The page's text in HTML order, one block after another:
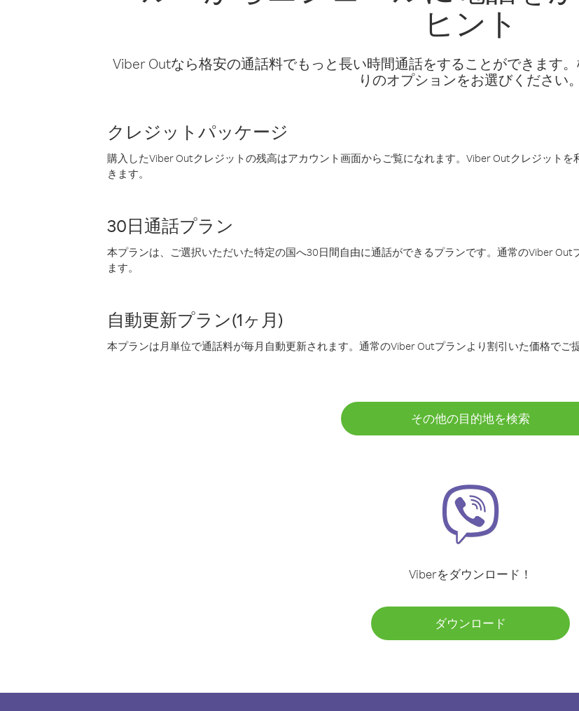
ヒント
Viber Outなら格安の通話料でもっと長い時間通話をすることができます
りのオプションをお選びください。
クレジットパッケージ
購入したViber Outクレジットの残高はアカウント画面からご覧になれます。Viber Outクレジット
きます。
30日通話プラン
本プランは、ご選択いただいた特定の国へ30日間自由に通話ができるプランです。通常のViber
ます。
自動更新プラン(1ヶ月)
本プランは月単位で通話料が毎月自動更新されます。通常のViber Outプランより割引いた価格でご
その他の目的地を検索
Viberをダウンロード！
ダウンロード